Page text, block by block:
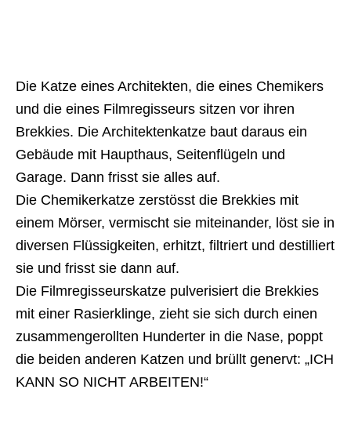
Die Katze eines Architekten, die eines Chemikers
und die eines Filmregisseurs sitzen vor ihren
Brekkies. Die Architektenkatze baut daraus ein
Gebäude mit Haupthaus, Seitenflügeln und
Garage. Dann frisst sie alles auf.
Die Chemikerkatze zerstösst die Brekkies mit
einem Mörser, vermischt sie miteinander, löst sie in
diversen Flüssigkeiten, erhitzt, filtriert und destilliert
sie und frisst sie dann auf.
Die Filmregisseurskatze pulverisiert die Brekkies
mit einer Rasierklinge, zieht sie sich durch einen
zusammengerollten Hunderter in die Nase, poppt
die beiden anderen Katzen und brüllt genervt: „ICH
KANN SO NICHT ARBEITEN!“